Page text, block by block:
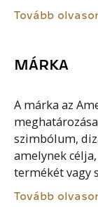
Tovább
MÁRKA
A márka az
szimbólum,
amelynek
termékét vagy
Tovább